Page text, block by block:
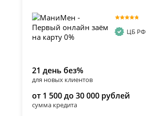
ЦБ РФ
21 день без%
для новых клиентов
от 1 500 до 30 000 рублей
сумма кредита